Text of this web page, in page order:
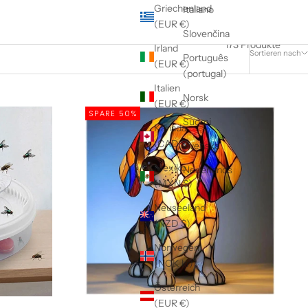
Griechenland
(EUR €)
Irland
(EUR €)
Italien
(EUR €)
Kanada
(CAD $)
Mexiko
(MXN $)
Neuseeland
(NZD $)
Norwegen
(NOK kr)
Österreich
(EUR €)
Italiano
Slovenčina
Português
(portugal)
Norsk
Suomi
Svenska
Nederlands
Sortieren nach
173 Produkte
SPARE 50%